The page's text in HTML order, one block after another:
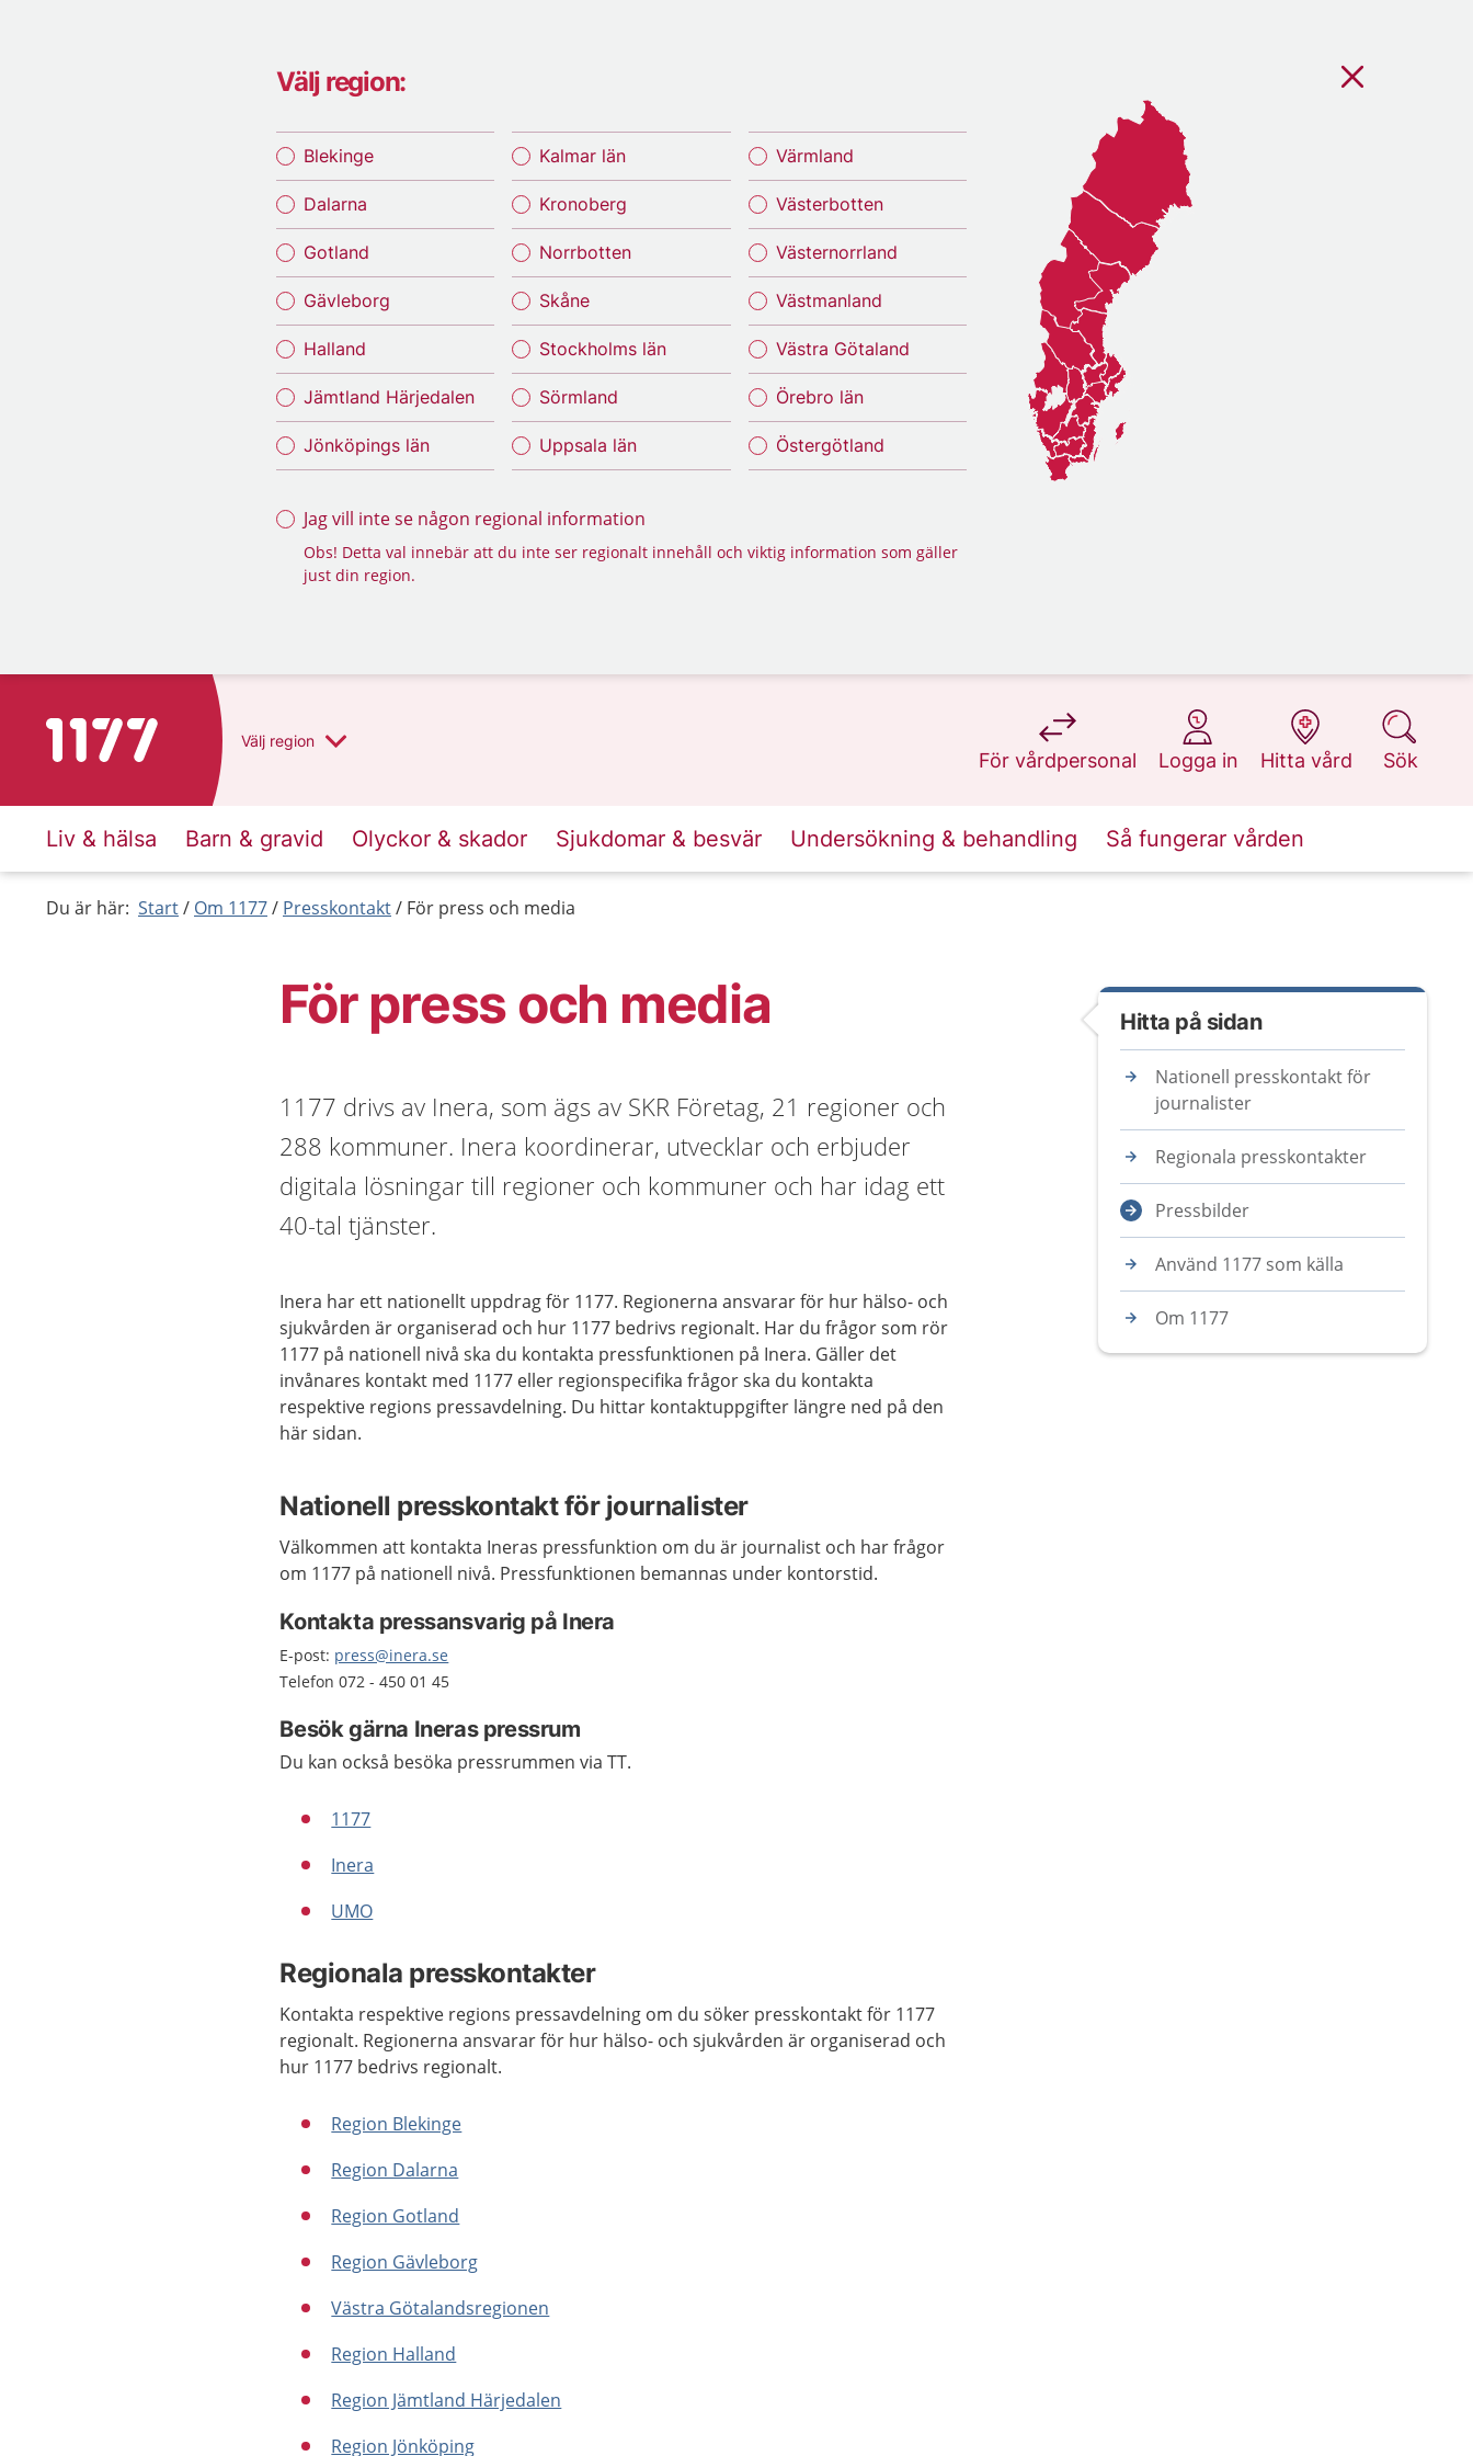
Välj region:
Blekinge
Dalarna
Gotland
Gävleborg
Halland
Jämtland Härjedalen
Jönköpings län
Kalmar län
Kronoberg
Norrbotten
Skåne
Stockholms län
Sörmland
Uppsala län
Värmland
Västerbotten
Västernorrland
Västmanland
Västra Götaland
Örebro län
Östergötland
Jag vill inte se någon regional information
Obs! Detta val innebär att du inte ser regionalt innehåll och viktig information som gäller
just din region.
Till startsidan för 1177 Välj region
För vårdpersonal
på 1177.se
Logga in
på 1177.se
Hitta vård
på 1177.se
Sök
på 1177.se
Liv & hälsa Barn & gravid Olyckor & skador Sjukdomar & besvär Undersökning & behandling Så fungerar vården
Du är här: Start Om 1177 Presskontakt För press och media
För press och media
1177 drivs av Inera, som ägs av SKR Företag, 21 regioner och
288 kommuner. Inera koordinerar, utvecklar och erbjuder
digitala lösningar till regioner och kommuner och har idag ett
40-tal tjänster.
Inera har ett nationellt uppdrag för 1177. Regionerna ansvarar för hur hälso- och
sjukvården är organiserad och hur 1177 bedrivs regionalt. Har du frågor som rör
1177 på nationell nivå ska du kontakta pressfunktionen på Inera. Gäller det
invånares kontakt med 1177 eller regionspecifika frågor ska du kontakta
respektive regions pressavdelning. Du hittar kontaktuppgifter längre ned på den
här sidan.
Nationell presskontakt för journalister
Välkommen att kontakta Ineras pressfunktion om du är journalist och har frågor
om 1177 på nationell nivå. Pressfunktionen bemannas under kontorstid.
Kontakta pressansvarig på Inera
E-post: press@inera.se
Telefon 072 - 450 01 45
Besök gärna Ineras pressrum
Du kan också besöka pressrummen via TT.
1177
Inera
UMO
Regionala presskontakter
Kontakta respektive regions pressavdelning om du söker presskontakt för 1177
regionalt. Regionerna ansvarar för hur hälso- och sjukvården är organiserad och
hur 1177 bedrivs regionalt.
Region Blekinge
Region Dalarna
Region Gotland
Region Gävleborg
Västra Götalandsregionen
Region Halland
Region Jämtland Härjedalen
Region Jönköping
Hitta på sidan
Nationell presskontakt för
journalister
Regionala presskontakter
Pressbilder
Använd 1177 som källa
Om 1177